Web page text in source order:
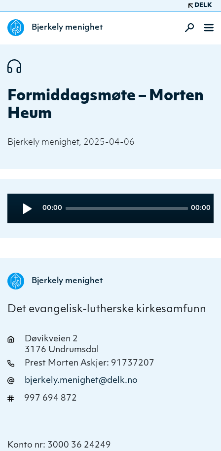
DELK
Bjerkely menighet
Formiddagsmøte – Morten
Heum
Bjerkely menighet, 2025-04-06
Player
Current
00:00
Total
00:00
Bjerkely menighet
Det evangelisk-lutherske kirkesamfunn
Døvikveien 2
3176 Undrumsdal
Prest Morten Askjer: 91737207
bjerkely.menighet@delk.no
997 694 872
Konto nr: 3000 36 24249